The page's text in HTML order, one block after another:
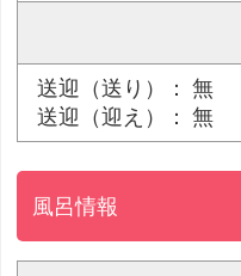
送迎（送り）： 無
送迎（迎え）： 無
風呂情報